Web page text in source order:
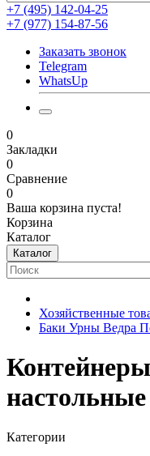
+7 (495) 142-04-25
+7 (977) 154-87-56
Заказать звонок
Telegram
WhatsUp
0
Закладки
0
Сравнение
0
Ваша корзина пуста!
Корзина
Каталог
Каталог
Хозяйственные
Баки Урны Ведра
настольные
Категории